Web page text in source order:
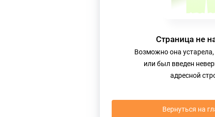
Страница не
Возможно она
или был введен
адресной
Вернуться на